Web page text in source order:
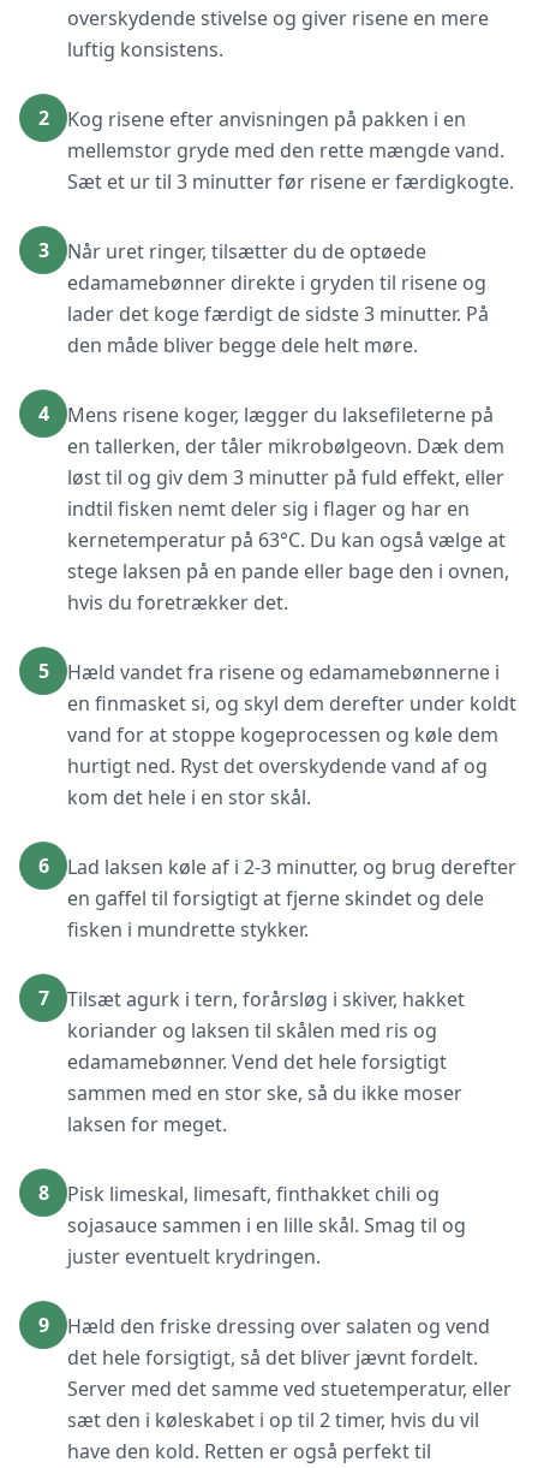
overskydende stivelse og giver risene en mere
luftig konsistens.
2
Kog risene efter anvisningen på pakken i en
mellemstor gryde med den rette mængde vand.
Sæt et ur til 3 minutter før risene er færdigkogte.
3
Når uret ringer, tilsætter du de optøede
edamamebønner direkte i gryden til risene og
lader det koge færdigt de sidste 3 minutter. På
den måde bliver begge dele helt møre.
4
Mens risene koger, lægger du laksefileterne på
en tallerken, der tåler mikrobølgeovn. Dæk dem
løst til og giv dem 3 minutter på fuld effekt, eller
indtil fisken nemt deler sig i flager og har en
kernetemperatur på 63°C. Du kan også vælge at
stege laksen på en pande eller bage den i ovnen,
hvis du foretrækker det.
5
Hæld vandet fra risene og edamamebønnerne i
en finmasket si, og skyl dem derefter under koldt
vand for at stoppe kogeprocessen og køle dem
hurtigt ned. Ryst det overskydende vand af og
kom det hele i en stor skål.
6
Lad laksen køle af i 2-3 minutter, og brug derefter
en gaffel til forsigtigt at fjerne skindet og dele
fisken i mundrette stykker.
7
Tilsæt agurk i tern, forårsløg i skiver, hakket
koriander og laksen til skålen med ris og
edamamebønner. Vend det hele forsigtigt
sammen med en stor ske, så du ikke moser
laksen for meget.
8
Pisk limeskal, limesaft, finthakket chili og
sojasauce sammen i en lille skål. Smag til og
juster eventuelt krydringen.
9
Hæld den friske dressing over salaten og vend
det hele forsigtigt, så det bliver jævnt fordelt.
Server med det samme ved stuetemperatur, eller
sæt den i køleskabet i op til 2 timer, hvis du vil
have den kold. Retten er også perfekt til